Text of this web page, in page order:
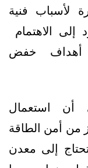
لأسباب فنية
إلى الاهتمام
أهداف خفض
أن استعمال
من أمن الطاقة
تحتاج إلى معدن